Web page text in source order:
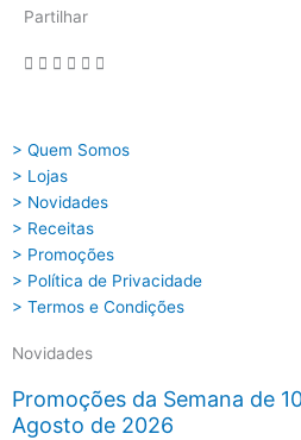
Partilhar
> Quem Somos
> Lojas
> Novidades
> Receitas
> Promoções
> Política de Privacidade
> Termos e Condições
Novidades
Promoções da Semana de
Agosto de 2026